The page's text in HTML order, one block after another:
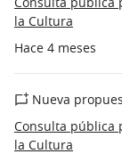
Hace 4 meses
la Cultura
Nueva
Consulta pública
la Cultura